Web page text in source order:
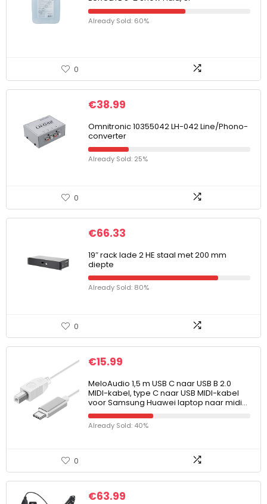
Already Sold: 60%
0
€38.99
Omnitronic 10355042 LH-042 Line/Phono-
converter
Already Sold: 25%
0
€66.33
19″ rack lade 2 HE staal met 200 mm
diepte
Already Sold: 80%
0
€15.99
MeloAudio 1,5 m USB C naar USB B 2.0
MIDI-kabel, type C naar USB MIDI-kabel
voor Samsung Huawei laptop naar midi…
Already Sold: 40%
0
€63.99